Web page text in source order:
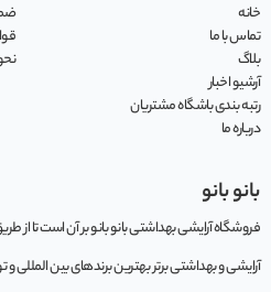
خانه
تماس با ما
بلاگ
آرشیو اخبار
رتبه بندی باشگاه مشتریان
درباره ما
بانو بانو
فروشگاه آرایشی بهداشتی بانو بانو بر آن است تا از
آرایشی و بهداشتی برتر بهترین برندهای بین المللی و